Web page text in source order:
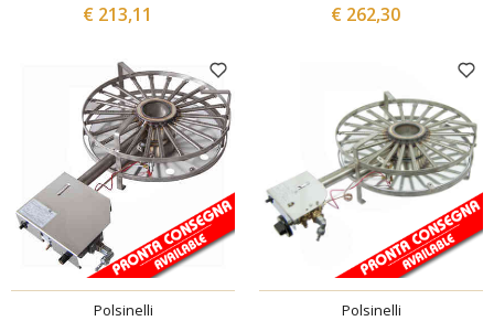
€ 213,11 € 262,30
Polsinelli Polsinelli